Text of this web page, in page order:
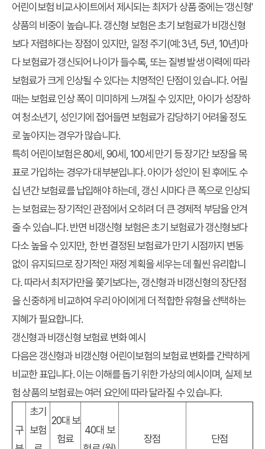
어린이보험 비교사이트에서 제시되는 최저가 상품 중에는 '갱신형'
상품의 비중이 높습니다. 갱신형 보험은 초기 보험료가 비갱신형
보다 저렴하다는 장점이 있지만, 일정 주기(예: 3년, 5년, 10년)마
다 보험료가 갱신되어 나이가 들수록, 또는 질병 발생 이력에 따라
보험료가 크게 인상될 수 있다는 치명적인 단점이 있습니다. 어릴
때는 보험료 인상 폭이 미미하게 느껴질 수 있지만, 아이가 성장하
여 청소년기, 성인기에 접어들면 보험료가 감당하기 어려울 정도
로 높아지는 경우가 많습니다.
특히 어린이보험은 80세, 90세, 100세 만기 등 장기간 보장을 목
표로 가입하는 경우가 대부분입니다. 아이가 성인이 된 후에도 수
십 년간 보험료를 납입해야 하는데, 갱신 시마다 큰 폭으로 인상되
는 보험료는 장기적인 관점에서 오히려 더 큰 경제적 부담을 안겨
줄 수 있습니다. 반면 비갱신형 보험은 초기 보험료가 갱신형보다
다소 높을 수 있지만, 한 번 결정된 보험료가 만기 시점까지 변동
없이 유지되므로 장기적인 재정 계획을 세우는 데 훨씬 유리합니
다. 따라서최저가만을 쫓기보다는, 갱신형과 비갱신형의 장단점
을 신중하게 비교하여 우리 아이에게 더 적합한 유형을 선택하는
지혜가 필요합니다.
갱신형과 비갱신형 보험료 변화 예시
다음은 갱신형과 비갱신형 어린이보험의 보험료 변화를 간략하게
비교한 표입니다. 이는 이해를 돕기 위한 가상의 예시이며, 실제 보
험 상품의 보험료는 여러 요인에 따라 달라질 수 있습니다.
구
초기
보험
20대 보
험료
40대 보
장점 단점